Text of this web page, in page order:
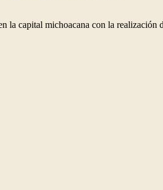
la capital michoacana con la